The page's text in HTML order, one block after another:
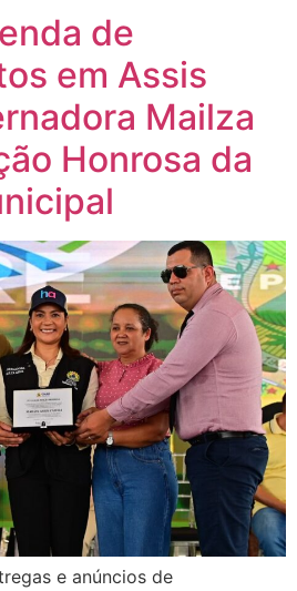
de
em Assis
Mailza
Honrosa da
e anúncios de